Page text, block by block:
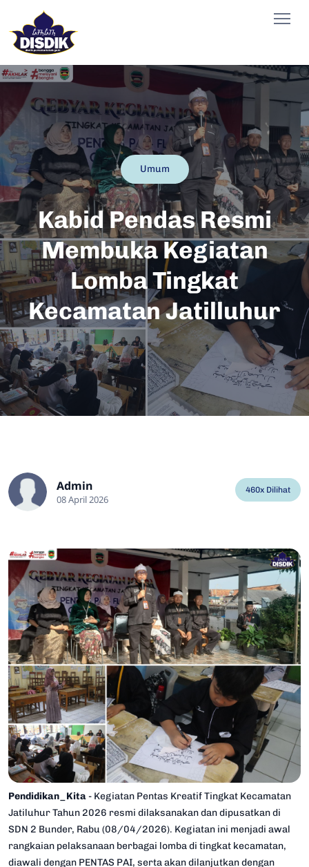
Umum
Kabid Pendas Resmi
Membuka Kegiatan
Lomba Tingkat
Kecamatan Jatilluhur
Admin
08 April 2026
460x Dilihat
Pendidikan_Kita- Kegiatan Pentas Kreatif Tingkat Kecamatan
Jatiluhur Tahun 2026 resmi dilaksanakan dan dipusatkan di
SDN 2 Bunder, Rabu (08/04/2026). Kegiatan ini menjadi awal
rangkaian pelaksanaan berbagai lomba di tingkat kecamatan,
diawali dengan PENTAS PAI, serta akan dilanjutkan dengan